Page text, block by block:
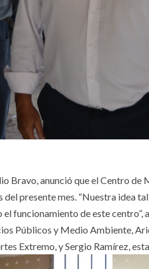
Bravo, anunció que el Centro
presente mes. “Nuestra idea
funcionamiento de este centro”,
Públicos y Medio Ambiente,
Extremo, y Sergio Ramírez,